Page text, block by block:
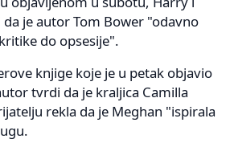
je autor Tom Bower "odavno
do opsesije".
knjige koje je u petak objavio
tvrdi da je kraljica Camilla
rekla da je Meghan "ispirala